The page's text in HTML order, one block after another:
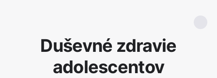
Duševné zdravie
adolescentov